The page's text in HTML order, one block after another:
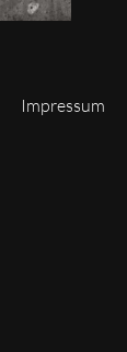
Impressum